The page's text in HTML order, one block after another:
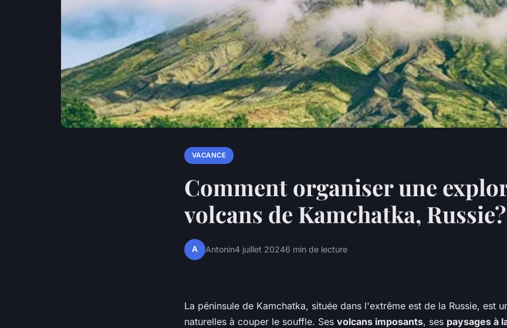
VACANCE
Comment organiser une
volcans de Kamchatka, Russie?
A Antonin4 juillet 20246 min de lecture
La péninsule de Kamchatka, située dans l'extrême est de la Russie, est
naturelles à couper le souffle. Ses volcans imposants, ses paysages à